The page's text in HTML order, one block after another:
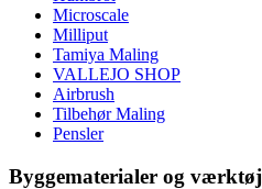
Microscale
Milliput
Tamiya Maling
VALLEJO SHOP
Airbrush
Tilbehør Maling
Pensler
Byggematerialer og værktøj